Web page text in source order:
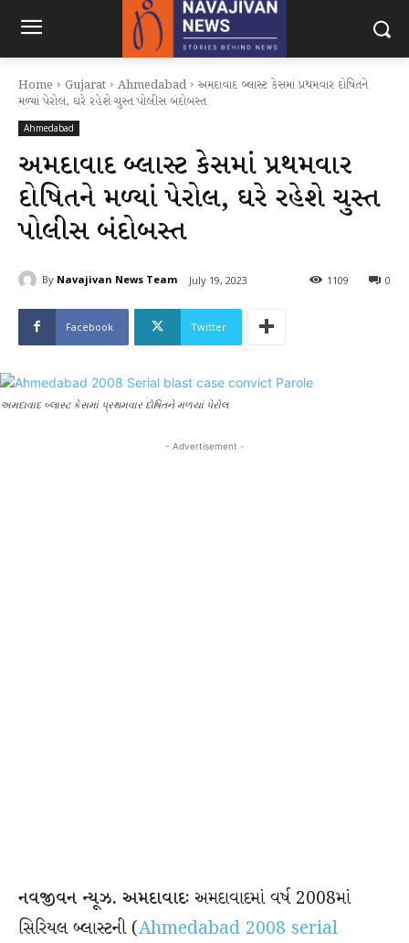
Home Gujarat Ahmedabad
અમદાવાદ બ્લાસ્ટ કેસમાં પ્રથમવાર દોષિતને
મળ્યાં પેરોલ, ઘરે રહેશે ચુસ્ત પોલીસ બંદોબસ્ત
Ahmedabad
અમદાવાદ બ્લાસ્ટ કેસમાં પ્રથમવાર
દોષિતને મળ્યાં પેરોલ, ઘરે રહેશે ચુસ્ત
પોલીસ બંદોબસ્ત
By Navajivan News Team July 19, 2023 0
1109
Facebook Twitter
અમદાવાદ બ્લાસ્ટ કેસમાં પ્રથમવાર દોષિતને મળયાં પેરોલ
- Advertisement -
નવજીવન ન્યૂઝ. અમદાવાદઃ અમદાવાદમાં વર્ષ 2008માં
સિરિયલ બ્લાસ્ટની (Ahmedabad 2008 serial